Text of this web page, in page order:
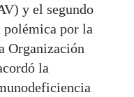
y el segundo
por la
Organización
la